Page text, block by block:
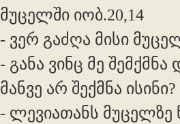
მუცელში იობ.20,14
- ვერ გაძღა მისი
- განა ვინც მე
მანვე არ შექმნა
- ლევიათანს მუცელზე